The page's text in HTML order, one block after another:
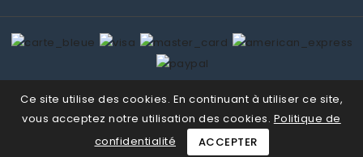
Ce site utilise des cookies. En continuant à utiliser ce site,
vous acceptez notre utilisation des cookies. Politique de
confidentialité
ACCEPTER
© Fenducci 2026